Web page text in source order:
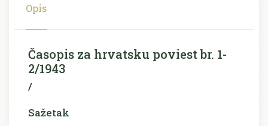
Opis
Časopis za hrvatsku poviest br. 1-
2/1943
/
Sažetak